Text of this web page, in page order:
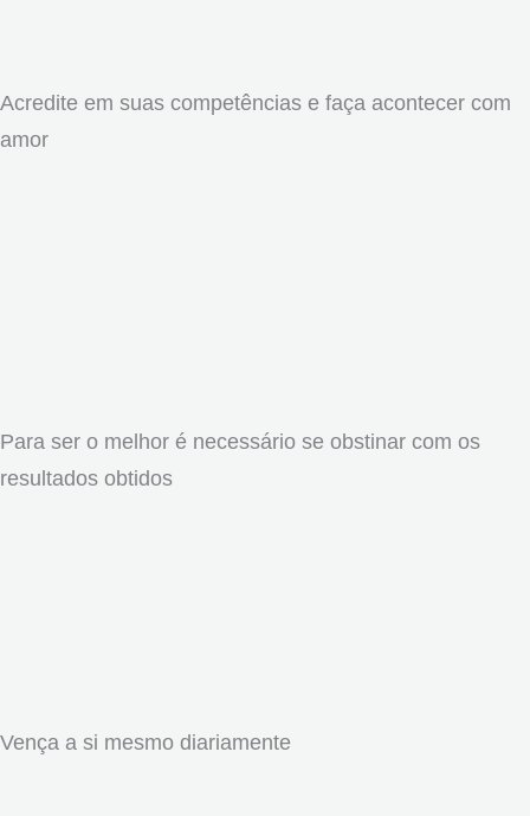
Acredite em suas competências e faça acontecer com
amor
Para ser o melhor é necessário se obstinar com os
resultados obtidos
Vença a si mesmo diariamente